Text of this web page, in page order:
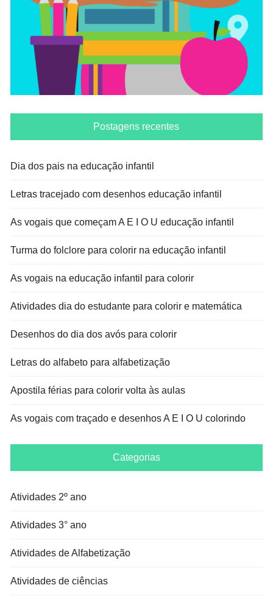
Postagens recentes
Dia dos pais na educação infantil
Letras tracejado com desenhos educação infantil
As vogais que começam A E I O U educação infantil
Turma do folclore para colorir na educação infantil
As vogais na educação infantil para colorir
Atividades dia do estudante para colorir e matemática
Desenhos do dia dos avós para colorir
Letras do alfabeto para alfabetização
Apostila férias para colorir volta às aulas
As vogais com traçado e desenhos A E I O U colorindo
Categorias
Atividades 2º ano
Atividades 3° ano
Atividades de Alfabetização
Atividades de ciências